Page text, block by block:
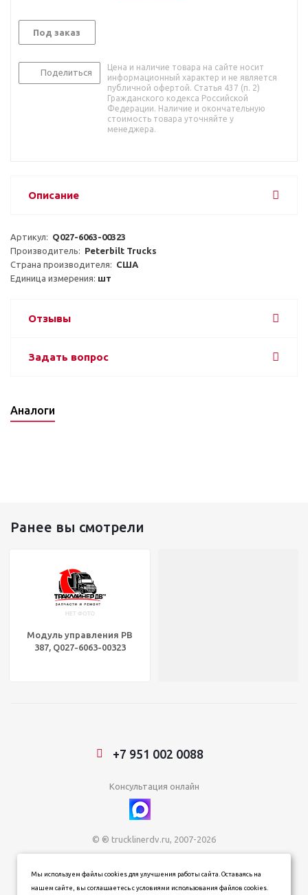
Под заказ
Поделиться
Цена и наличие товара на сайте носит
информационный характер и не является
публичной офертой. Статья 437 (п. 2)
Гражданского кодекса Российской
Федерации. Наличие и окончательную
стоимость товара уточняйте у
менеджера.
Описание
Артикул: Q027-6063-00323
Производитель: Peterbilt Trucks
Страна производителя: США
Единица измерения: шт
Отзывы
Задать вопрос
Аналоги
Ранее вы смотрели
Модуль управления PB
387, Q027-6063-00323
+7 951 002 0088
Консультация онлайн
© ® trucklinerdv.ru, 2007-2026
ИНН 253612854202
ОГРН 320253600063402
Мы используем файлы cookies для улучшения работы сайта. Оставаясь на
нашем сайте, вы соглашаетесь с условиями использования файлов cookies.